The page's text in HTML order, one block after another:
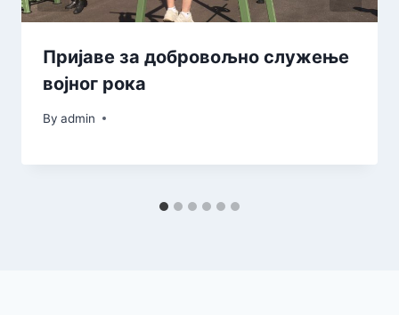
Пријаве за добровољно служење
војног рока
By admin